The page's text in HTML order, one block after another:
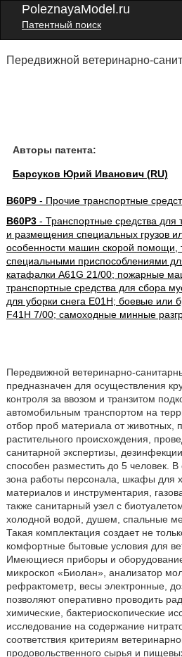
PoleznayaModel.ru
Патентный поиск
Передвижной ветеринарно-
Авторы патента:
Барсуков Юрий Иванович (RU)
B60P9- Прочие транспортные
B60P3- Транспортные средства для
и размещения специальных грузов
особенности машин скорой помощи,
специальными приспособлениями
катафалки A61G 21/00; пожарные
транспортные средства для сбора
для уборки снега E01H; боевые
F41H 7/00; самоходные минные
Передвижной ветеринарно-
предназначен для осуществления
контроля за ввозом и транзитом
автомобильным транспортом на
отбор проб материала от животных,
растительного происхождения,
санитарной экспертизы,
способен разместить до 5 человек.
зона работы персонала, шкафы для
материалов и инструментария,
также санитарный узел с
холодной водой, душем, спальные
Такая комплектация создает не
комфортные бытовые условия для
Имеющиеся приборы и
микроскоп «Биолан», анализатор
рефрактометр, весы электронные,
позволяют оперативно проводить
химические, бактериоскопические
исследование на содержание
соответствия критериям
продовольственного сырья и